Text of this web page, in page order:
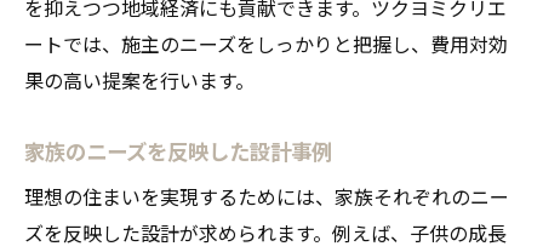
を抑えつつ地域経済にも貢献できます。ツクヨミクリエ
ートでは、施主のニーズをしっかりと把握し、費用対効
果の高い提案を行います。
家族のニーズを反映した設計事例
理想の住まいを実現するためには、家族それぞれのニー
ズを反映した設計が求められます。例えば、子供の成長